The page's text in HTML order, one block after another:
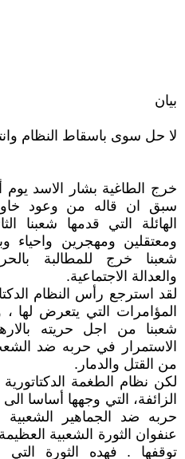
بيان
لا حل سوى باسقاط النظام
خرج الطاغية بشار الاسد
سبق ان قاله من وعود
الهائلة التي قدمها
ومعتقلين ومهجرين واحياء
شعبنا خرج للمطالبة
والعدالة الاجتماعية.
لقد استرجع رأس النظام
المؤامرات التي يتعرض لها
شعبنا من اجل حريته
الاستمرار في حربه ضد
من القتل والدمار.
لكن نظام الطغمة
الزائفة، التي وجهها أساسا
حربه ضد الجماهير الشعبية
عنفوان الثورة الشعبية
توقفها . فهده الثورة التي